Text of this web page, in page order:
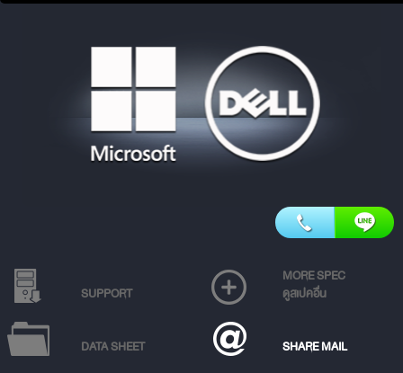
SUPPORT
MORE SPEC
ดูสเปคอื่น
DATA SHEET SHARE MAIL